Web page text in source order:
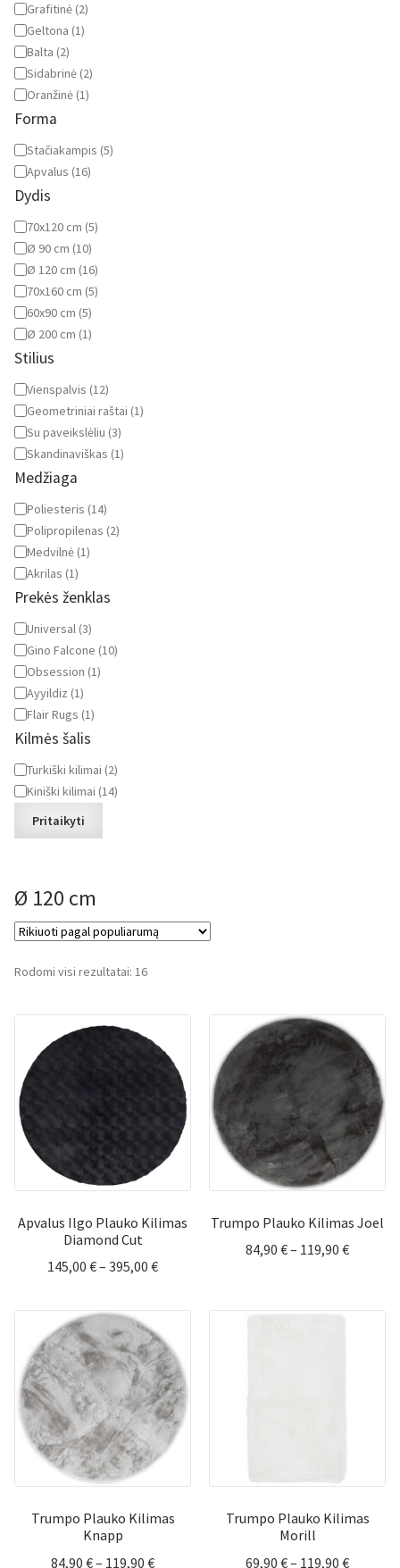
Ø 120 cm
Rodomi visi rezultatai: 16Rūšiuojama
Apvalus Ilgo Plauko Kilimas
Diamond Cut
145,00 €– 395,00 €Price
145,00 €
through
395,00 €
Trumpo Plauko Kilimas Joel
84,90 €– 119,90 €Price
through
Trumpo Plauko Kilimas
Knapp
84,90 €– 119,90 €Price
Trumpo Plauko Kilimas
Morill
69,90 €– 119,90 €Price
Grafitinė (2)
Geltona (1)
Balta (2)
Sidabrinė (2)
Oranžinė (1)
Forma
Forma
Stačiakampis (5)
Apvalus (16)
Dydis
Dydis70x120 cm (5)
Ø 90 cm (10)
Ø 120 cm (16)
70x160 cm (5)
60x90 cm (5)
Ø 200 cm (1)
Stilius
Stilius
Vienspalvis (12)
Geometriniai raštai (1)
Su paveikslėliu (3)
Skandinaviškas (1)
Medžiaga
Medžiaga
Poliesteris (14)
Polipropilenas (2)
Medvilnė (1)
Akrilas (1)
Prekės ženklas
Prekės
ženklas
Universal (3)
Gino Falcone (10)
Obsession (1)
Ayyildiz (1)
Flair Rugs (1)
Kilmės šalis
Kilmės
šalis
Turkiški kilimai (2)
Kiniški kilimai (14)
Pritaikyti